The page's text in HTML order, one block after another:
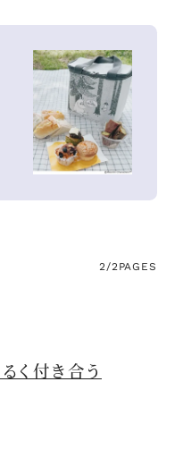
2/2PAGES
く付き合う